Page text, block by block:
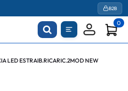
B2B
0
LED ESTRAIB.RICARIC.2MOD NEW